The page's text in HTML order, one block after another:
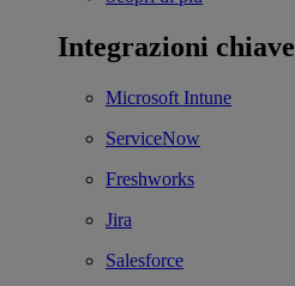
Integrazioni chiave
Microsoft Intune
ServiceNow
Freshworks
Jira
Salesforce